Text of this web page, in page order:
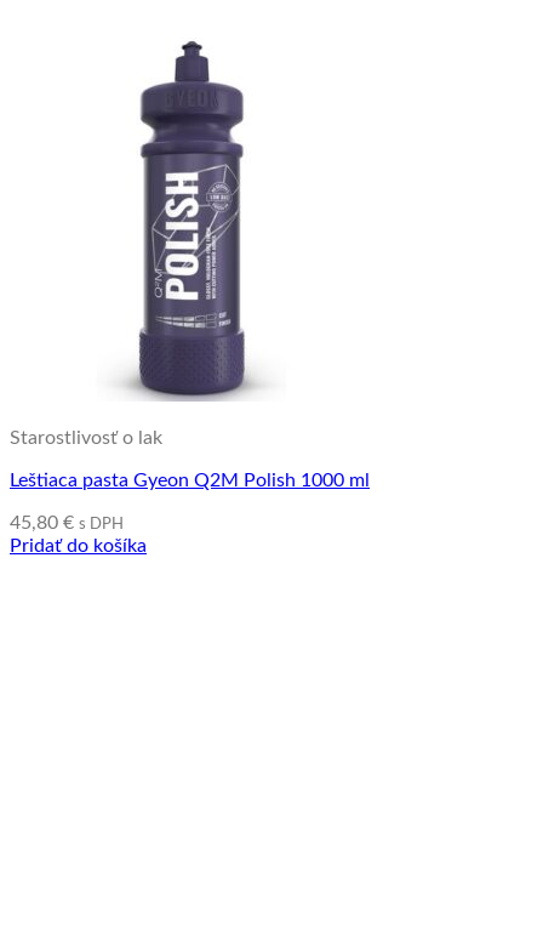
Starostlivosť o lak
Leštiaca pasta Gyeon Q2M Polish 1000 ml
45,80 € s DPH
Pridať do košíka